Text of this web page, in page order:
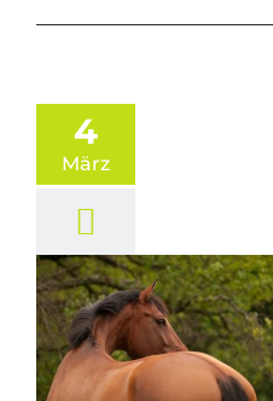
4
März